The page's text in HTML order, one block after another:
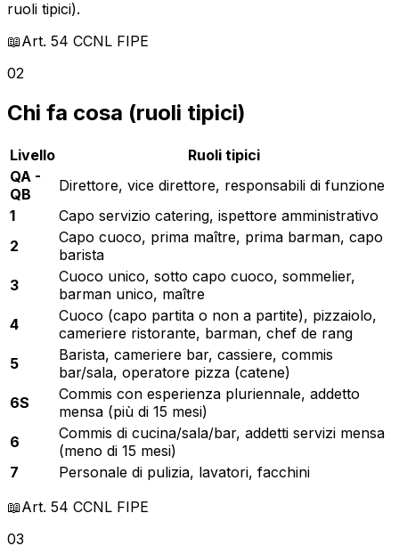
ruoli tipici).
📖Art. 54 CCNL FIPE
02
Chi fa cosa (ruoli tipici)
Livello
Ruoli tipici
QA -
QB
Direttore, vice direttore, responsabili di funzione
1
Capo servizio catering, ispettore amministrativo
2
Capo cuoco, prima maître, prima barman, capo
barista
3
Cuoco unico, sotto capo cuoco, sommelier,
barman unico, maître
4
Cuoco (capo partita o non a partite), pizzaiolo,
cameriere ristorante, barman, chef de rang
5
Barista, cameriere bar, cassiere, commis
bar/sala, operatore pizza (catene)
6S
Commis con esperienza pluriennale, addetto
mensa (più di 15 mesi)
6
Commis di cucina/sala/bar, addetti servizi mensa
(meno di 15 mesi)
7
Personale di pulizia, lavatori, facchini
📖Art. 54 CCNL FIPE
03